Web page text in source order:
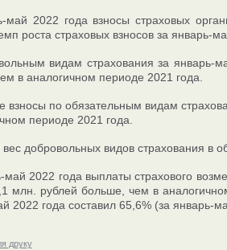
май 2022 года взносы страховых
роста страховых взносов за январь-
видам страхования за январь-
в аналогичном периоде 2021 года.
взносы по обязательным видам
периоде 2021 года.
добровольных видов страхования в
май 2022 года выплаты страхового
млн. рублей больше, чем в
2022 года составил 65,6% (за январь-
друку